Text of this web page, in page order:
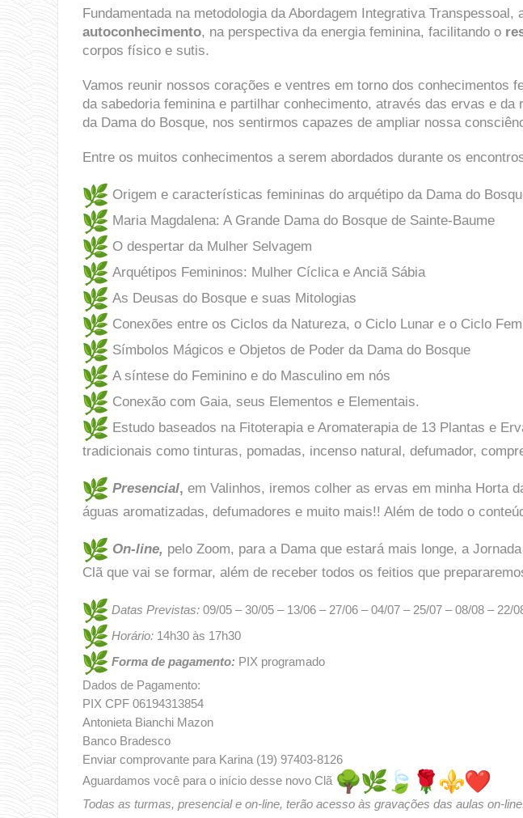
Fundamentada na metodologia da Abordagem Integrativa
autoconhecimento, na perspectiva da energia feminina, facilitando o
corpos físico e sutis.
Vamos reunir nossos corações e ventres em torno dos conhecimentos
da sabedoria feminina e partilhar conhecimento, através das ervas e
da Dama do Bosque, nos sentirmos capazes de ampliar nossa
Entre os muitos conhecimentos a serem abordados durante os
⁠Origem e características femininas do arquétipo da Dama do
Maria Magdalena: A Grande Dama do Bosque de Sainte-Baume
O despertar da Mulher Selvagem
Arquétipos Femininos: Mulher Cíclica e Anciã Sábia
As Deusas do Bosque e suas Mitologias
Conexões entre os Ciclos da Natureza, o Ciclo Lunar e o Ciclo
Símbolos Mágicos e Objetos de Poder da Dama do Bosque
A síntese do Feminino e do Masculino em nós
Conexão com Gaia, seus Elementos e Elementais.
⁠Estudo baseados na Fitoterapia e Aromaterapia de 13 Plantas e
tradicionais como tinturas, pomadas, incenso natural, defumador,
Presencial, em Valinhos, iremos colher as ervas em minha Horta
águas aromatizadas, defumadores e muito mais!! Além de todo o
On-line, pelo Zoom, para a Dama que estará mais longe, a
Clã que vai se formar, além de receber todos os feitios que
Datas Previstas: 09/05 – 30/05 – 13/06 – 27/06 – 04/07 – 25/07 – 08/08 – 22/
Horário: 14h30 às 17h30
Forma de pagamento: PIX programado
Dados de Pagamento:
PIX CPF 06194313854
Antonieta Bianchi Mazon
Banco Bradesco
Enviar comprovante para Karina (19) 97403-8126
Aguardamos você para o início desse novo Clã
Todas as turmas, presencial e on-line, terão acesso às gravações das aulas on-